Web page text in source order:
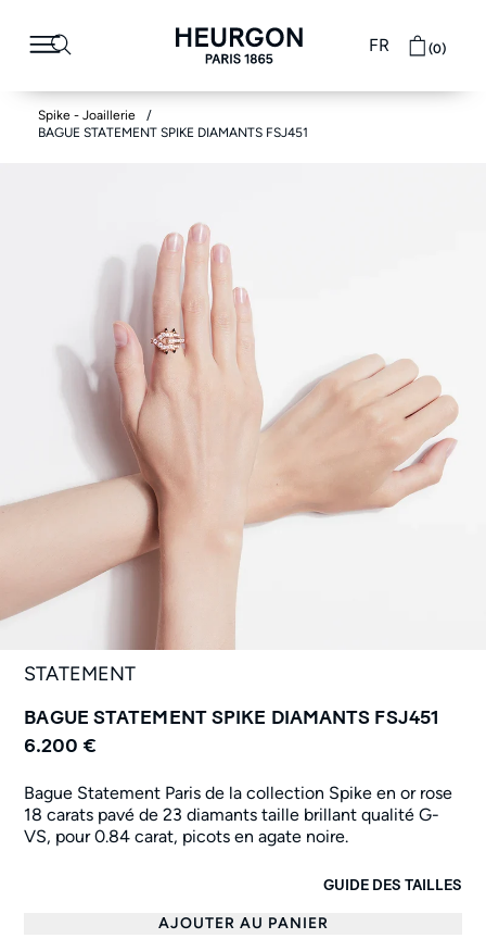
FR (0)
Spike - Joaillerie
BAGUE STATEMENT SPIKE DIAMANTS FSJ451
STATEMENT
BAGUE STATEMENT SPIKE DIAMANTS FSJ451
6.200 €
Bague Statement Paris de la collection Spike en or rose
18 carats pavé de 23 diamants taille brillant qualité G-
VS, pour 0.84 carat, picots en agate noire.
GUIDE DES TAILLES
AJOUTER AU PANIER